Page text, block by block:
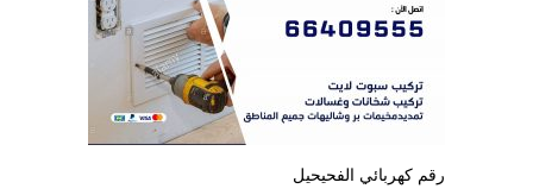
رقم كهربائي الفحيحيل